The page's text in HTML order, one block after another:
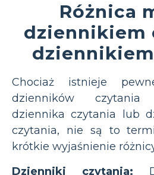
Różnica
dziennikiem
Chociaż istnieje
dzienników
dziennika czytania lub
czytania, nie są to
krótkie wyjaśnienie
Dzienniki czytania: